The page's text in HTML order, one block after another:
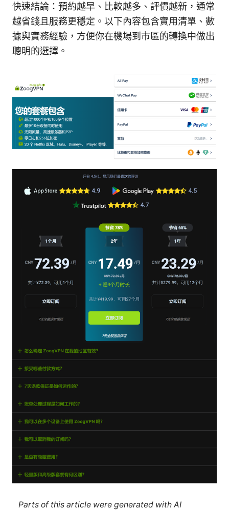
快速結論：預約越早、比較越多、評價越新，通常
越省錢且服務更穩定。以下內容包含實用清單、數
據與實務經驗，方便你在機場到市區的轉換中做出
聰明的選擇。
Parts of this article were generated with AI